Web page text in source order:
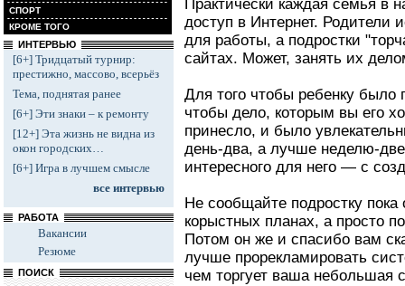
СПОРТ
КРОМЕ ТОГО
ИНТЕРВЬЮ
[6+] Тридцатый турнир:
престижно, массово, всерьёз
Тема, поднятая ранее
[6+] Эти знаки – к ремонту
[12+] Эта жизнь не видна из
окон городских…
[6+] Игра в лучшем смысле
все интервью
РАБОТА
Вакансии
Резюме
ПОИСК
Практически каждая семья в
доступ в Интернет. Родители
для работы, а подростки
сайтах. Может, занять их
Для того чтобы ребенку было
чтобы дело, которым вы его
принесло, и было
день-два, а лучше неделю-
интересного для него — с
Не сообщайте подростку
корыстных планах, а просто
Потом он же и спасибо вам
лучше прорекламировать
чем торгует ваша небольшая